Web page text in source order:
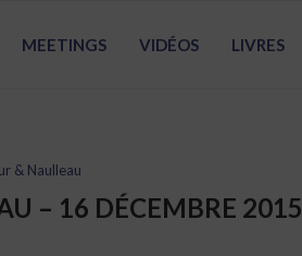
MEETINGS VIDÉOS LIVRES
& Naulleau
– 16 DÉCEMBRE 2015